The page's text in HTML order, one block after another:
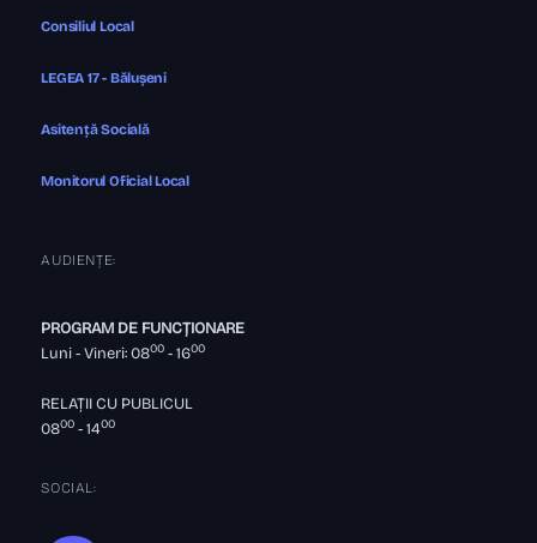
Consiliul Local
LEGEA 17 - Bălușeni
Asitență Socială
Monitorul Oficial Local
AUDIENȚE:
PROGRAM DE FUNCȚIONARE
Luni - Vineri: 0800 - 1600
RELAȚII CU PUBLICUL
0800 - 1400
SOCIAL: